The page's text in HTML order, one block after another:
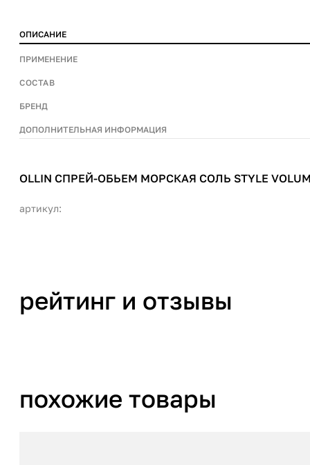
ОПИСАНИЕ
ПРИМЕНЕНИЕ
СОСТАВ
БРЕНД
ДОПОЛНИТЕЛЬНАЯ ИНФОРМАЦИЯ
OLLIN СПРЕЙ-ОБЬЕМ МОРСКАЯ СОЛЬ STYLE
артикул:
рейтинг и отзывы
похожие товары